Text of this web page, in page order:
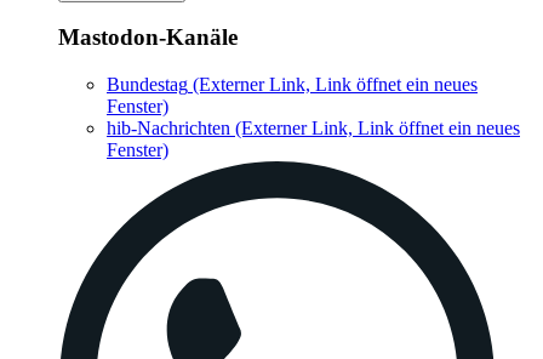
Mastodon-Kanäle
Bundestag (Externer Link, Link öffnet ein neues
Fenster)
hib-Nachrichten (Externer Link, Link öffnet ein neues
Fenster)